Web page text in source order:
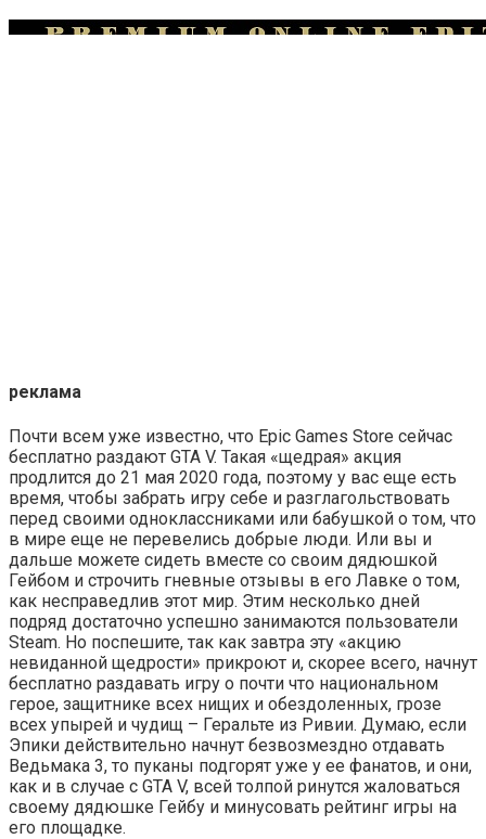
реклама
Почти всем уже известно, что Epic Games Store сейчас
бесплатно раздают GTA V. Такая «щедрая» акция
продлится до 21 мая 2020 года, поэтому у вас еще есть
время, чтобы забрать игру себе и разглагольствовать
перед своими одноклассниками или бабушкой о том, что
в мире еще не перевелись добрые люди. Или вы и
дальше можете сидеть вместе со своим дядюшкой
Гейбом и строчить гневные отзывы в его Лавке о том,
как несправедлив этот мир. Этим несколько дней
подряд достаточно успешно занимаются пользователи
Steam. Но поспешите, так как завтра эту «акцию
невиданной щедрости» прикроют и, скорее всего, начнут
бесплатно раздавать игру о почти что национальном
герое, защитнике всех нищих и обездоленных, грозе
всех упырей и чудищ – Геральте из Ривии. Думаю, если
Эпики действительно начнут безвозмездно отдавать
Ведьмака 3, то пуканы подгорят уже у ее фанатов, и они,
как и в случае с GTA V, всей толпой ринутся жаловаться
своему дядюшке Гейбу и минусовать рейтинг игры на
его площадке.